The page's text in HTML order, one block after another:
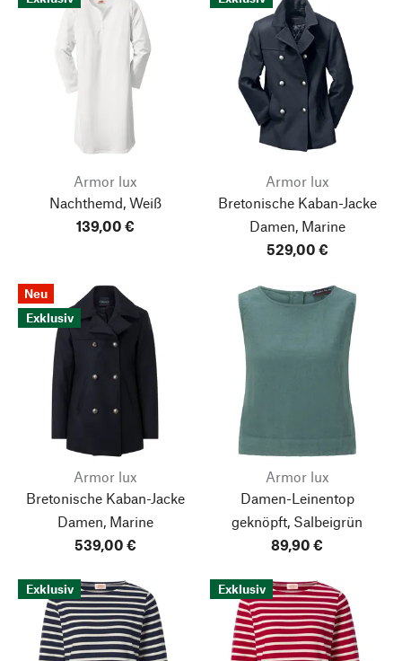
Armor lux
Nachthemd, Weiß
139,00 €
Armor lux
Bretonische Kaban-Jacke
Damen, Marine
529,00 €
Neu
Exklusiv
Armor lux
Bretonische Kaban-Jacke
Damen, Marine
539,00 €
Armor lux
Damen-Leinentop
geknöpft, Salbeigrün
89,90 €
Exklusiv Exklusiv